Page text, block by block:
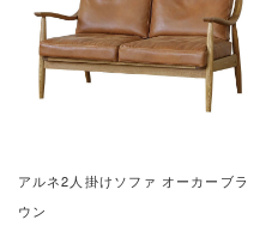
アルネ2人掛けソファ オーカーブラ
ウン